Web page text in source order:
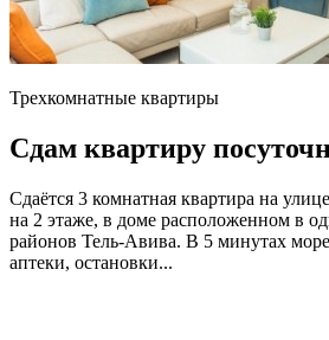
Трехкомнатные квартиры
Сдам квартиру
Сдаётся 3 комнатная квартира на
на 2 этаже, в доме расположенном в
районов Тель-Авива. В 5 минутах
аптеки, остановки...